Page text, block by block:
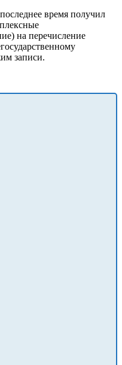
время получил
на перечисление
записи.